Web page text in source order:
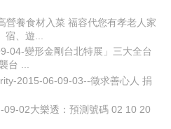
營養食材入菜 福容代您有孝老人家
、遊...
04-變形金剛台北特展」三大全台
台 ...
2015-06-09-03--徵求善心人 捐
02大樂透：預測號碼 02 10 20